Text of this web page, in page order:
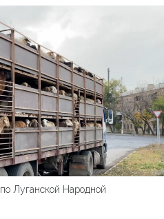
Луганской Народной